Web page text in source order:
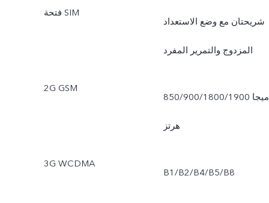
وضع أسترو (Astro Mode)،
الوضع الرياضي الاحترافي
فتحة SIM
شريحتان مع وضع الاستعداد
المزدوج والتمرير المفرد
2G GSM
850/900/1800/1900 ميجا
هرتز
3G WCDMA
B1/B2/B4/B5/B8